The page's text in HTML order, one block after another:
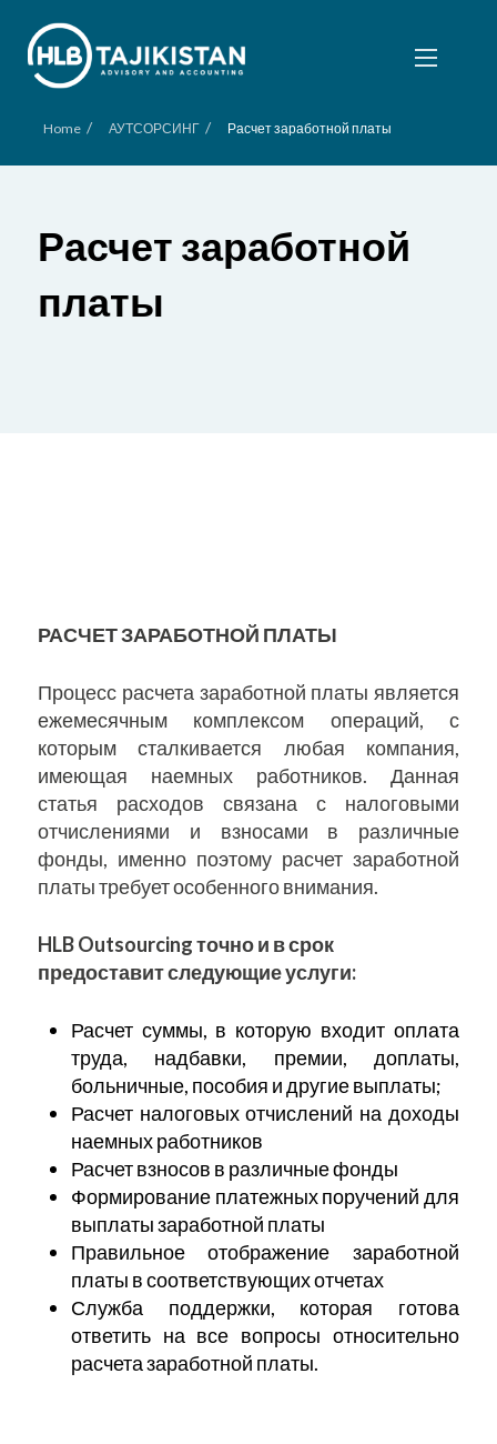
Home / АУТСОРСИНГ / Расчет заработной платы
Расчет заработной
платы
РАСЧЕТ ЗАРАБОТНОЙ ПЛАТЫ
Процесс расчета заработной платы является
ежемесячным комплексом операций, с
которым сталкивается любая компания,
имеющая наемных работников. Данная
статья расходов связана с налоговыми
отчислениями и взносами в различные
фонды, именно поэтому расчет заработной
платы требует особенного внимания.
HLB Outsourcing точно и в срок
предоставит следующие услуги:
Расчет суммы, в которую входит оплата
труда, надбавки, премии, доплаты,
больничные, пособия и другие выплаты;
Расчет налоговых отчислений на доходы
наемных работников
Расчет взносов в различные фонды
Формирование платежных поручений для
выплаты заработной платы
Правильное отображение заработной
платы в соответствующих отчетах
Служба поддержки, которая готова
ответить на все вопросы относительно
расчета заработной платы.